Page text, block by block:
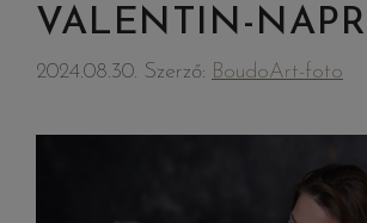
VALENTIN-
2024.08.30. Szerző: BoudoArt-foto